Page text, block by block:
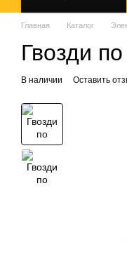
Главная Каталог
Гвозди
В наличии Оставить